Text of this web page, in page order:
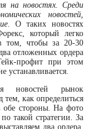
на новостях. Среди
новостей,
. О таких новостях
который легко
том, чтобы за 20-30
отложенных ордера
профит при этом
устанавливается.
новостей рынок
как определиться
обе стороны. На фото
такой стратегии. За
два ордера,